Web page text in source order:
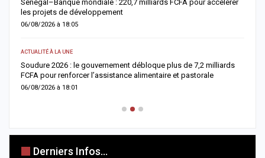
mondiale : 220,7 milliards FCFA pour accélérer
projets de développement
08/2026 à 18:05
À LA UNE
2026 : le gouvernement débloque plus de 7,2 milliards
pour renforcer l’assistance alimentaire et pastorale
08/2026 à 18:01
Offense
Respect
Derniers Infos...